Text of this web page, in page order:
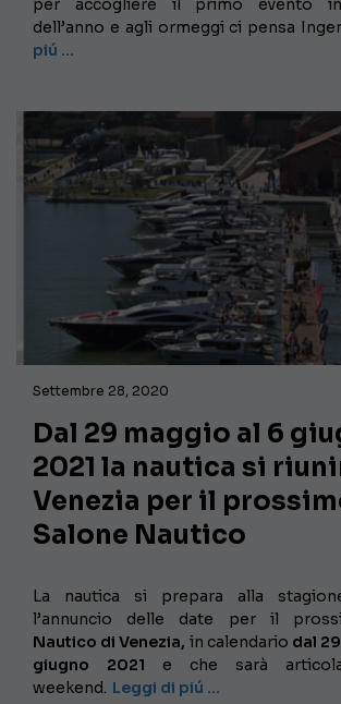
per accogliere il primo evento
dell’anno e agli ormeggi ci pensa
piú …
Settembre 28, 2020
Dal 29 maggio al 6
2021 la nautica si
Venezia per il
Salone Nautico
La nautica si prepara alla
l’annuncio delle date per il
Nautico di Venezia, in calendario dal
giugno 2021 e che sarà
weekend. Leggi di piú …